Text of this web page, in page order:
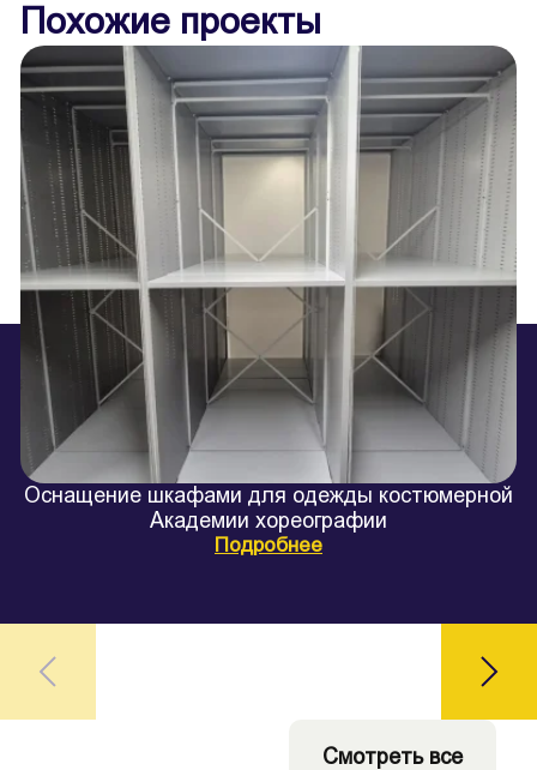
Похожие проекты
Оснащение шкафами для одежды костюмерной
Академии хореографии
Подробнее
Смотреть все